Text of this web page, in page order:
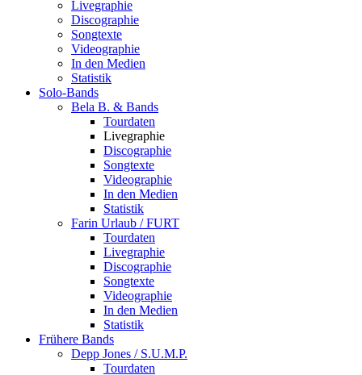
Livegraphie
Discographie
Songtexte
Videographie
In den Medien
Statistik
Solo-Bands
Bela B. & Bands
Tourdaten
Livegraphie
Discographie
Songtexte
Videographie
In den Medien
Statistik
Farin Urlaub / FURT
Tourdaten
Livegraphie
Discographie
Songtexte
Videographie
In den Medien
Statistik
Frühere Bands
Depp Jones / S.U.M.P.
Tourdaten